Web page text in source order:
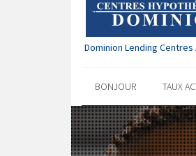
Dominion Lending
BONJOUR TAUX